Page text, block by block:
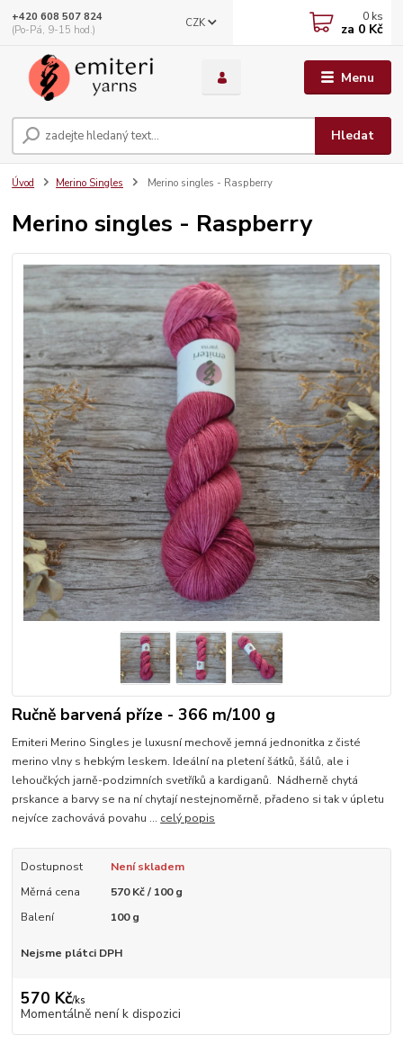
Menu
CZK
Hledat
+420 608 507 824
(Po-Pá, 9-15 hod.)
0 ks
za 0 Kč
Úvod Merino Singles Merino singles - Raspberry
Merino singles - Raspberry
Ručně barvená příze - 366 m/100 g
Emiteri Merino Singles je luxusní mechově jemná jednonitka z čisté
merino vlny s hebkým leskem. Ideální na pletení šátků, šálů, ale i
lehoučkých jarně-podzimních svetříků a kardiganů. Nádherně chytá
prskance a barvy se na ní chytají nestejnoměrně, přadeno si tak v úpletu
nejvíce zachovává povahu ... celý popis
Dostupnost
Není skladem
Měrná cena
570 Kč / 100 g
Balení
100 g
Nejsme plátci DPH
570 Kč/ks
Momentálně není k dispozici